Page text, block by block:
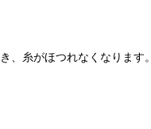
、糸がほつれなくなります。